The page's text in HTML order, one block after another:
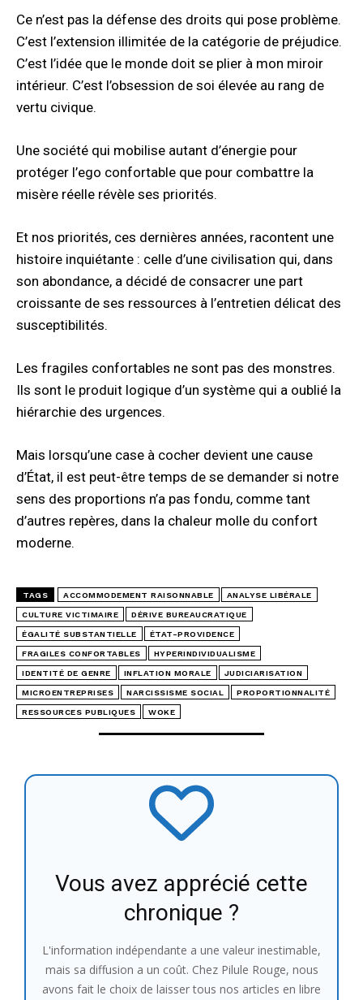
Ce n’est pas la défense des droits qui pose problème.
C’est l’extension illimitée de la catégorie de préjudice.
C’est l’idée que le monde doit se plier à mon miroir
intérieur. C’est l’obsession de soi élevée au rang de
vertu civique.
Une société qui mobilise autant d’énergie pour
protéger l’ego confortable que pour combattre la
misère réelle révèle ses priorités.
Et nos priorités, ces dernières années, racontent une
histoire inquiétante : celle d’une civilisation qui, dans
son abondance, a décidé de consacrer une part
croissante de ses ressources à l’entretien délicat des
susceptibilités.
Les fragiles confortables ne sont pas des monstres.
Ils sont le produit logique d’un système qui a oublié la
hiérarchie des urgences.
Mais lorsqu’une case à cocher devient une cause
d’État, il est peut-être temps de se demander si notre
sens des proportions n’a pas fondu, comme tant
d’autres repères, dans la chaleur molle du confort
moderne.
TAGS ACCOMMODEMENT RAISONNABLE ANALYSE LIBÉRALE
CULTURE VICTIMAIRE DÉRIVE BUREAUCRATIQUE
ÉGALITÉ SUBSTANTIELLE ÉTAT-PROVIDENCE
FRAGILES CONFORTABLES HYPERINDIVIDUALISME
IDENTITÉ DE GENRE INFLATION MORALE JUDICIARISATION
MICROENTREPRISES NARCISSISME SOCIAL PROPORTIONNALITÉ
RESSOURCES PUBLIQUES WOKE
Vous avez apprécié cette
chronique ?
L'information indépendante a une valeur inestimable,
mais sa diffusion a un coût. Chez Pilule Rouge, nous
avons fait le choix de laisser tous nos articles en libre